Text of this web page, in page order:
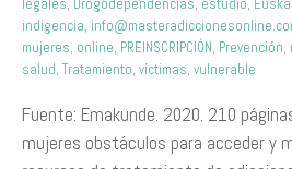
legales, Drogodependencias, estudio,
indigencia,
mujeres, online, PREINSCRIPCIÓN, Prevención,
salud, Tratamiento, víctimas, vulnerable
Fuente: Emakunde. 2020. 210
mujeres obstáculos para acceder y